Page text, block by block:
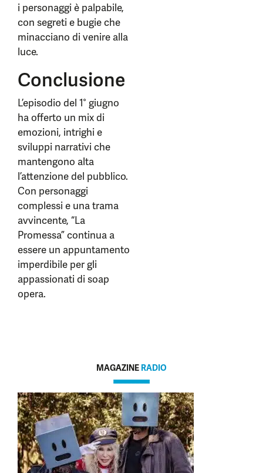
i personaggi è palpabile,
con segreti e bugie che
minacciano di venire alla
luce.
Conclusione
L’episodio del 1° giugno
ha offerto un mix di
emozioni, intrighi e
sviluppi narrativi che
mantengono alta
l’attenzione del pubblico.
Con personaggi
complessi e una trama
avvincente, “La
Promessa” continua a
essere un appuntamento
imperdibile per gli
appassionati di soap
opera.
MAGAZINE RADIO